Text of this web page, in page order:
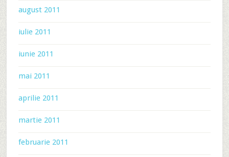
august 2011
iulie 2011
iunie 2011
mai 2011
aprilie 2011
martie 2011
februarie 2011